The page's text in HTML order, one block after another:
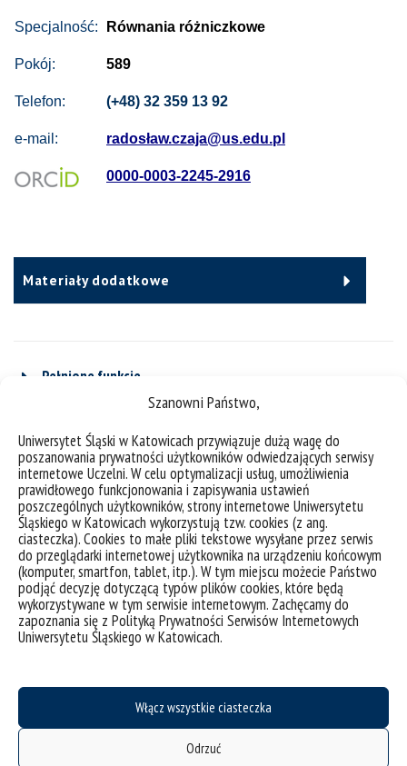
Szanowni Państwo,
Uniwersytet Śląski w Katowicach przywiązuje dużą wagę do
poszanowania prywatności użytkowników odwiedzających serwisy
internetowe Uczelni. W celu optymalizacji usług, umożliwienia
prawidłowego funkcjonowania i zapisywania ustawień
poszczególnych użytkowników, strony internetowe Uniwersytetu
Śląskiego w Katowicach wykorzystują tzw. cookies (z ang.
ciasteczka). Cookies to małe pliki tekstowe wysyłane przez serwis
do przeglądarki internetowej użytkownika na urządzeniu końcowym
(komputer, smartfon, tablet, itp.). W tym miejscu możecie Państwo
podjąć decyzję dotyczącą typów plików cookies, które będą
wykorzystywane w tym serwisie internetowym. Zachęcamy do
zapoznania się z Polityką Prywatności Serwisów Internetowych
Uniwersytetu Śląskiego w Katowicach.
Włącz wszystkie ciasteczka
Odrzuć
Specjalność:
Pokój:
Telefon:
e-mail:
Równania różniczkowe
589
(+48) 32 359 13 92
radosław.czaja@us.edu.pl
0000-0003-2245-2916
Materiały dodatkowe
Pełnione funkcje
CV
Plan zajęć
Publikacje